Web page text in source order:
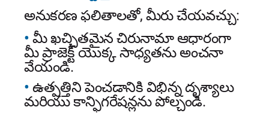
అనుకరణ ఫలితాలతో, మీరు చేయవచ్చు:
మీ ఖచ్చితమైన చిరునామా ఆధారంగా
మీ ప్రాజెక్ట్ యొక్క సాధ్యతను అంచనా
వేయండి.
ఉత్పత్తిని పెంచడానికి విభిన్న దృశ్యాలు
మరియు కాన్ఫిగరేషన్లను పోల్చండి.